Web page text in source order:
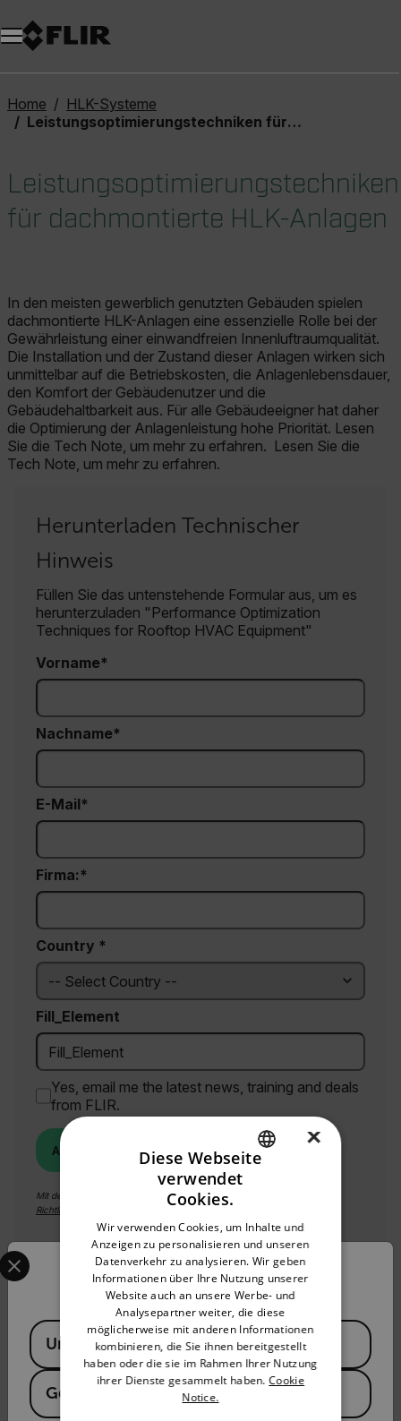
Unread messages
Modell
Entfernen
Elemente
Element
In den Warenkorb
Im Warenkorb
Home
HLK-Systeme
Leistungsoptimierungstechniken für dachmontierte HLK-Anlagen
Leistungsoptimierungstechniken
für dachmontierte HLK-Anlagen
In den meisten gewerblich genutzten Gebäuden spielen
dachmontierte HLK-Anlagen eine essenzielle Rolle bei der
Gewährleistung einer einwandfreien Innenluftraumqualität.
Die Installation und der Zustand dieser Anlagen wirken sich
unmittelbar auf die Betriebskosten, die Anlagenlebensdauer,
den Komfort der Gebäudenutzer und die
Gebäudehaltbarkeit aus. Für alle Gebäudeeigner hat daher
die Optimierung der Anlagenleistung hohe Priorität. Lesen
Sie die Tech Note, um mehr zu erfahren. Lesen Sie die
Tech Note, um mehr zu erfahren.
Herunterladen Technischer
Hinweis
Füllen Sie das untenstehende Formular aus, um es
herunterzuladen "Performance Optimization
Techniques for Rooftop HVAC Equipment"
Vorname
Nachname
E-Mail
Firma:
Country *
Fill_Element
Yes, email me the latest news, training and deals
from FLIR.
ABSENDEN
Mit der Übermittlung stimmen Sie der Datenschutzrichtlinie
Richtlinie
About the Author
Brian Coldwell
Brian is a founding principal of RCI Engineering, Inc., and
is a Level I thermographer. He is also a licensed
Professional Engineer, Commissioning Authority (CxA),
and LEED® AP.
Confirm Location
Select your preferred country and language from the
Available Locations
United States
Germany
FRENCH
SPANISH
PORTUGUESE
ITALIAN
KOREAN
×
Diese Webseite
verwendet
Cookies.
Wir verwenden Cookies, um Inhalte und
Anzeigen zu personalisieren und unseren
Datenverkehr zu analysieren. Wir geben
Informationen über Ihre Nutzung unserer
Website auch an unsere Werbe- und
Analysepartner weiter, die diese
möglicherweise mit anderen Informationen
kombinieren, die Sie ihnen bereitgestellt
haben oder die sie im Rahmen Ihrer Nutzung
ihrer Dienste gesammelt haben. Cookie
Notice.